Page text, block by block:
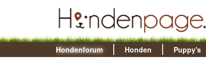
Hondenforum Honden Puppy's